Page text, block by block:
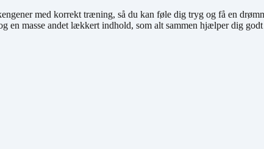
med korrekt træning, så du kan føle dig tryg og få en
en masse andet lækkert indhold, som alt sammen hjælper dig